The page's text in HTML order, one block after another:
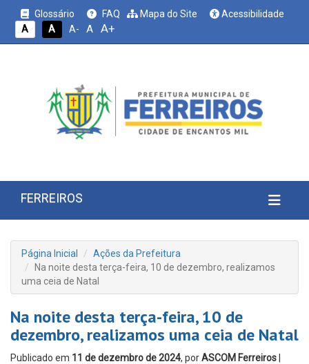
Glossário FAQ Mapa do Site
Acessibilidade
A
A A- A A+
FERREIROS
Página Inicial
Ações da Prefeitura
Na noite desta terça-feira, 10 de dezembro, realizamos
uma ceia de Natal
Na noite desta terça-feira, 10 de
dezembro, realizamos uma ceia de Natal
Publicado em 11 de dezembro de 2024, porASCOM Ferreiros